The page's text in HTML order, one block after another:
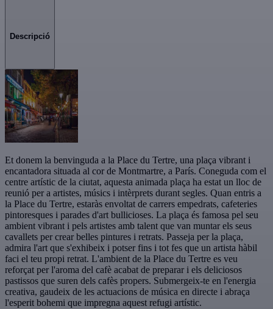
Descripció
Et donem la benvinguda a la Place du Tertre, una plaça vibrant i
encantadora situada al cor de Montmartre, a París. Coneguda com el
centre artístic de la ciutat, aquesta animada plaça ha estat un lloc de
reunió per a artistes, músics i intèrprets durant segles. Quan entris a
la Place du Tertre, estaràs envoltat de carrers empedrats, cafeteries
pintoresques i parades d'art bullicioses. La plaça és famosa pel seu
ambient vibrant i pels artistes amb talent que van muntar els seus
cavallets per crear belles pintures i retrats. Passeja per la plaça,
admira l'art que s'exhibeix i potser fins i tot fes que un artista hàbil
faci el teu propi retrat. L'ambient de la Place du Tertre es veu
reforçat per l'aroma del cafè acabat de preparar i els deliciosos
pastissos que suren dels cafès propers. Submergeix-te en l'energia
creativa, gaudeix de les actuacions de música en directe i abraça
l'esperit bohemi que impregna aquest refugi artístic.